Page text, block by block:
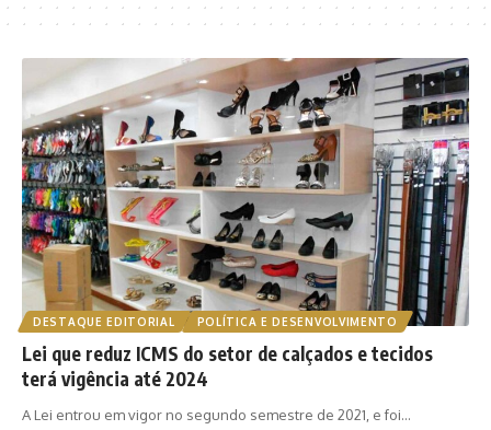
DESTAQUE EDITORIAL POLÍTICA E DESENVOLVIMENTO
Lei que reduz ICMS do setor de calçados e tecidos
terá vigência até 2024
A Lei entrou em vigor no segundo semestre de 2021, e foi…